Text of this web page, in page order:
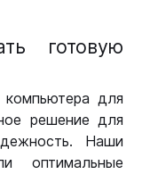
готовую
компьютера для
решение для
Наши
оптимальные